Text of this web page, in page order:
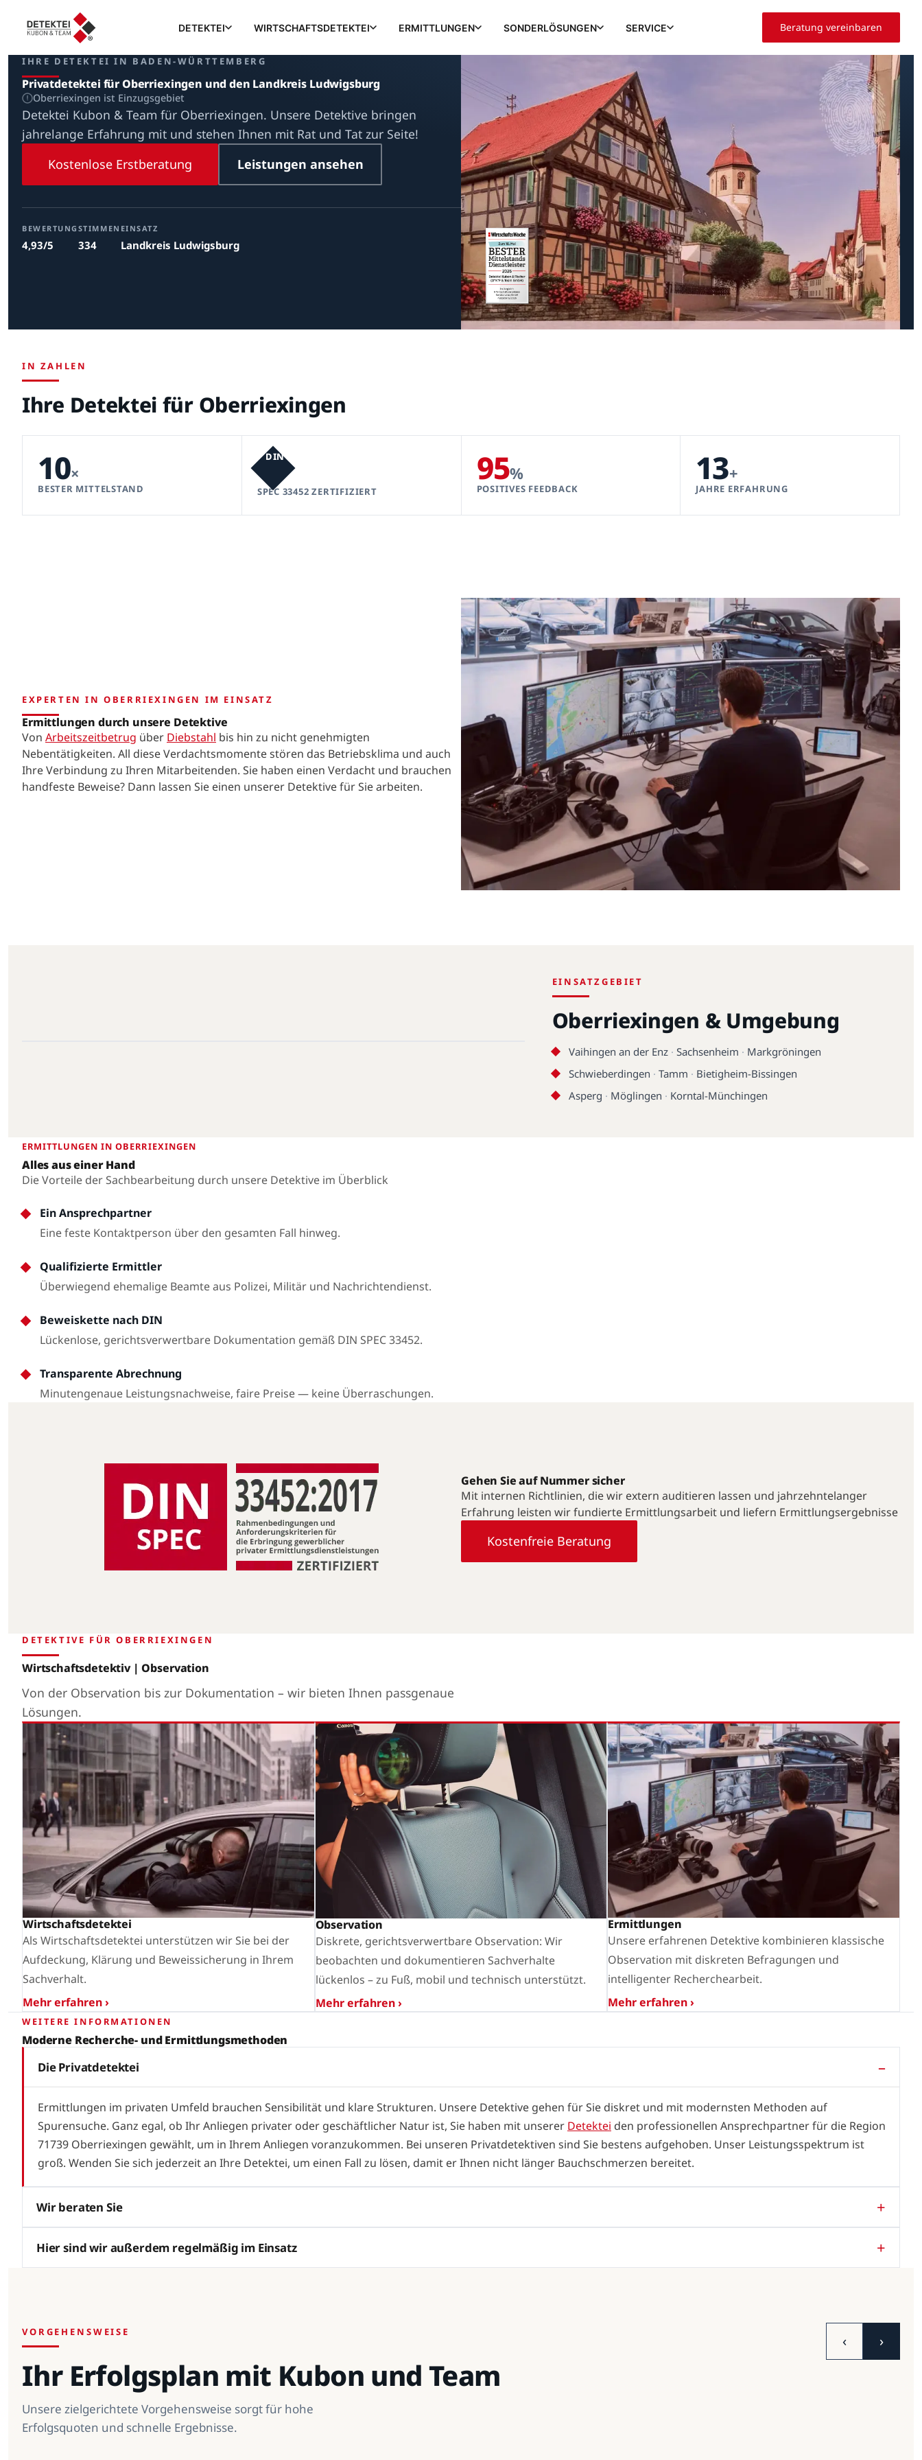
DETEKTEI WIRTSCHAFTSDETEKTEI ERMITTLUNGEN SONDERLÖSUNGEN SERVICE Beratung vereinbaren
IHRE DETEKTEI IN BADEN-WÜRTTEMBERG
Privatdetektei für Oberriexingen und den Landkreis Ludwigsburg
Oberriexingen ist Einzugsgebiet
Detektei Kubon & Team für Oberriexingen. Unsere Detektive bringen
jahrelange Erfahrung mit und stehen Ihnen mit Rat und Tat zur Seite!
Kostenlose Erstberatung
Leistungen ansehen
BEWERTUNG
4,93/5
STIMMEN
334
EINSATZ
Landkreis Ludwigsburg
IN ZAHLEN
Ihre Detektei für Oberriexingen
10×
BESTER MITTELSTAND
DIN
SPEC 33452 ZERTIFIZIERT
95%
POSITIVES FEEDBACK
13+
JAHRE ERFAHRUNG
EXPERTEN IN OBERRIEXINGEN IM EINSATZ
Ermittlungen durch unsere Detektive
Von Arbeitszeitbetrug über Diebstahl bis hin zu nicht genehmigten
Nebentätigkeiten. All diese Verdachtsmomente stören das Betriebsklima und auch
Ihre Verbindung zu Ihren Mitarbeitenden. Sie haben einen Verdacht und brauchen
handfeste Beweise? Dann lassen Sie einen unserer Detektive für Sie arbeiten.
EINSATZGEBIET
Oberriexingen & Umgebung
Vaihingen an der Enz· Sachsenheim · Markgröningen
Schwieberdingen · Tamm · Bietigheim-Bissingen
Asperg · Möglingen · Korntal-Münchingen
ERMITTLUNGEN IN OBERRIEXINGEN
Alles aus einer Hand
Die Vorteile der Sachbearbeitung durch unsere Detektive im Überblick
Ein Ansprechpartner
Eine feste Kontaktperson über den gesamten Fall hinweg.
Qualifizierte Ermittler
Überwiegend ehemalige Beamte aus Polizei, Militär und Nachrichtendienst.
Beweiskette nach DIN
Lückenlose, gerichtsverwertbare Dokumentation gemäß DIN SPEC 33452.
Transparente Abrechnung
Minutengenaue Leistungsnachweise, faire Preise — keine Überraschungen.
Gehen Sie auf Nummer sicher
Mit internen Richtlinien, die wir extern auditieren lassen und jahrzehntelanger
Erfahrung leisten wir fundierte Ermittlungsarbeit und liefern Ermittlungsergebnisse
Kostenfreie Beratung
DETEKTIVE FÜR OBERRIEXINGEN
Wirtschaftsdetektiv | Observation
Von der Observation bis zur Dokumentation – wir bieten Ihnen passgenaue
Lösungen.
Wirtschaftsdetektei
Als Wirtschaftsdetektei unterstützen wir Sie bei der
Aufdeckung, Klärung und Beweissicherung in Ihrem
Sachverhalt.
Mehr erfahren ›
Observation
Diskrete, gerichtsverwertbare Observation: Wir
beobachten und dokumentieren Sachverhalte
lückenlos – zu Fuß, mobil und technisch unterstützt.
Mehr erfahren ›
Ermittlungen
Unsere erfahrenen Detektive kombinieren klassische
Observation mit diskreten Befragungen und
intelligenter Recherchearbeit.
Mehr erfahren ›
WEITERE INFORMATIONEN
Moderne Recherche- und Ermittlungsmethoden
Die Privatdetektei
Ermittlungen im privaten Umfeld brauchen Sensibilität und klare Strukturen. Unsere Detektive gehen für Sie diskret und mit modernsten Methoden auf
Spurensuche. Ganz egal, ob Ihr Anliegen privater oder geschäftlicher Natur ist, Sie haben mit unserer Detektei den professionellen Ansprechpartner für die Region
71739 Oberriexingen gewählt, um in Ihrem Anliegen voranzukommen. Bei unseren Privatdetektiven sind Sie bestens aufgehoben. Unser Leistungsspektrum ist
groß. Wenden Sie sich jederzeit an Ihre Detektei, um einen Fall zu lösen, damit er Ihnen nicht länger Bauchschmerzen bereitet.
Wir beraten Sie
Hier sind wir außerdem regelmäßig im Einsatz
VORGEHENSWEISE
Ihr Erfolgsplan mit Kubon und Team
Unsere zielgerichtete Vorgehensweise sorgt für hohe
Erfolgsquoten und schnelle Ergebnisse.
‹ ›